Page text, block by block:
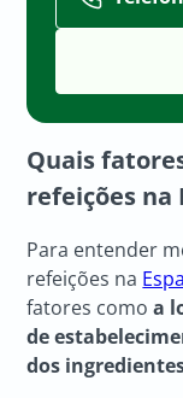
Quais
refeições na
Para entender
refeições na
fatores comoa
de
dos